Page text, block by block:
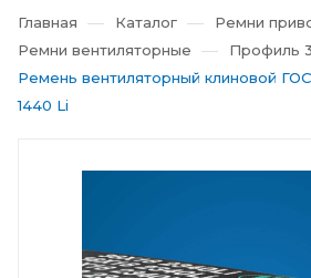
Главная — Каталог — Ремни
Ремни вентиляторные — Профиль
Ремень вентиляторный клиновой
1440 Li